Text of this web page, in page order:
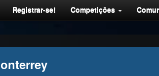
Registrar-se! Competições